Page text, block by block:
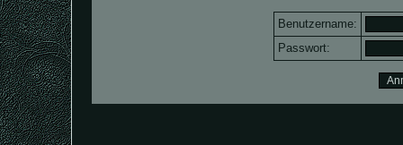
Benutzername:
Passwort: